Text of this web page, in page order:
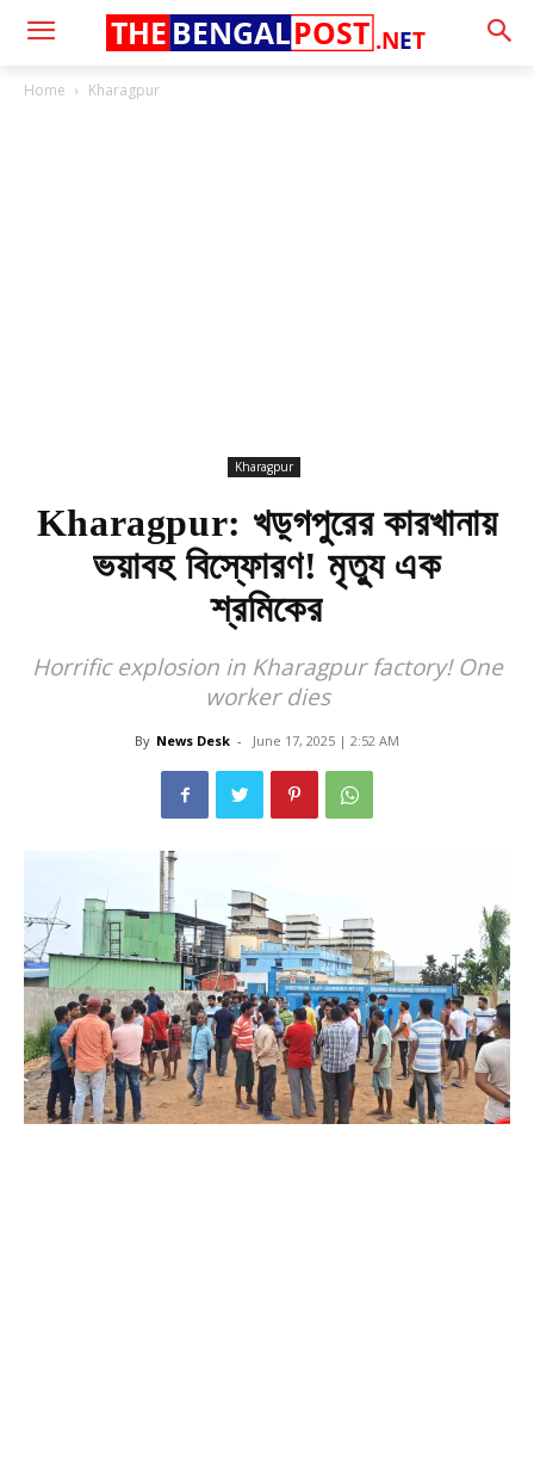
.NET
THE BENGALPOST
Home Kharagpur
Kharagpur
Kharagpur: খড়্গপুরের কারখানায়
ভয়াবহ বিস্ফোরণ! মৃত্যু এক
শ্রমিকের
Horrific explosion in Kharagpur factory! One
worker dies
By News Desk - June 17, 2025 | 2:52 AM